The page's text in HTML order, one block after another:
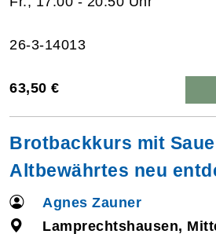
26-3-14013
63,50 €
Brotbackkurs mit
Altbewährtes neu
Agnes Zauner
Lamprechtshausen,